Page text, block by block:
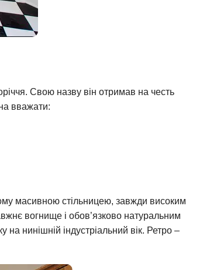
Свою назву він отримав на честь
вважати:
масивною стільницею, завжди високим
вогнище і обов’язково натуральним
нинішній індустріальний вік. Ретро –